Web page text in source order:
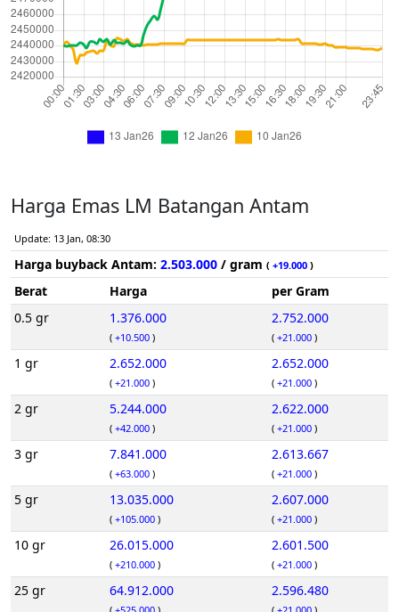
Harga Emas LM Batangan Antam
Update: 13 Jan, 08:30
Harga buyback Antam: 2.503.000 / gram ( +19.000 )
Berat Harga
per Gram
0.5 gr
1.376.000
( +10.500 )
2.752.000
( +21.000 )
1 gr 2.652.000
( +21.000 )
2.652.000
( +21.000 )
2 gr 5.244.000
( +42.000 )
2.622.000
( +21.000 )
3 gr 7.841.000
( +63.000 )
2.613.667
( +21.000 )
5 gr 13.035.000
( +105.000 )
2.607.000
( +21.000 )
10 gr 26.015.000
( +210.000 )
2.601.500
( +21.000 )
25 gr 64.912.000 2.596.480